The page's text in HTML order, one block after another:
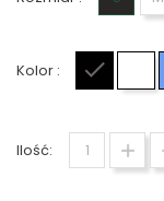
Kolor :
Ilość: